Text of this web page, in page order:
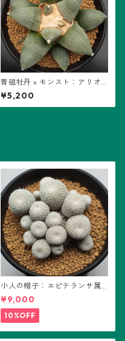
青磁牡丹ｘモンスト：アリオ
カルプス属 (B06) ※実生
¥5,200
小人の帽子：エピテランサ属
(B01)
¥9,000
10%OFF